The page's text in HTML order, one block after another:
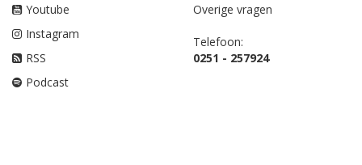
Youtube
Instagram
RSS
Podcast
Overige vragen
Telefoon:
0251 - 257924